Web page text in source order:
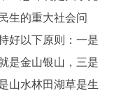
生的重大社会问
好以下原则：一是
是金山银山，三是
山水林田湖草是生